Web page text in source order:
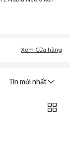
Xem Cửa hàng
Tin mới nhất